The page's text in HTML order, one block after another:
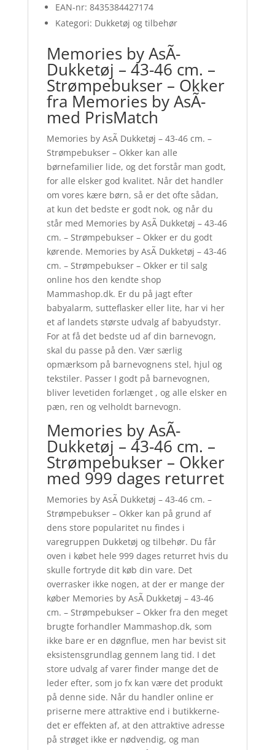
EAN-nr: 8435384427174
Kategori: Dukketøj og tilbehør
Memories by AsÃ­
Dukketøj – 43-46 cm. –
Strømpebukser – Okker
fra Memories by AsÃ­
med PrisMatch
Memories by AsÃ­ Dukketøj – 43-46 cm. –
Strømpebukser – Okker kan alle
børnefamilier lide, og det forstår man godt,
for alle elsker god kvalitet. Når det handler
om vores kære børn, så er det ofte sådan,
at kun det bedste er godt nok, og når du
står med Memories by AsÃ­ Dukketøj – 43-46
cm. – Strømpebukser – Okker er du godt
kørende. Memories by AsÃ­ Dukketøj – 43-46
cm. – Strømpebukser – Okker er til salg
online hos den kendte shop
Mammashop.dk. Er du på jagt efter
babyalarm, sutteflasker eller lite, har vi her
et af landets største udvalg af babyudstyr.
For at få det bedste ud af din barnevogn,
skal du passe på den. Vær særlig
opmærksom på barnevognens stel, hjul og
tekstiler. Passer I godt på barnevognen,
bliver levetiden forlænget , og alle elsker en
pæn, ren og velholdt barnevogn.
Memories by AsÃ­
Dukketøj – 43-46 cm. –
Strømpebukser – Okker
med 999 dages returret
Memories by AsÃ­ Dukketøj – 43-46 cm. –
Strømpebukser – Okker kan på grund af
dens store popularitet nu findes i
varegruppen Dukketøj og tilbehør. Du får
oven i købet hele 999 dages returret hvis du
skulle fortryde dit køb din vare. Det
overrasker ikke nogen, at der er mange der
køber Memories by AsÃ­ Dukketøj – 43-46
cm. – Strømpebukser – Okker fra den meget
brugte forhandler Mammashop.dk, som
ikke bare er en døgnflue, men har bevist sit
eksistensgrundlag gennem lang tid. I det
store udvalg af varer finder mange det de
leder efter, som jo fx kan være det produkt
på denne side. Når du handler online er
priserne mere attraktive end i butikkerne-
det er effekten af, at den attraktive adresse
på strøget ikke er nødvendig, og man